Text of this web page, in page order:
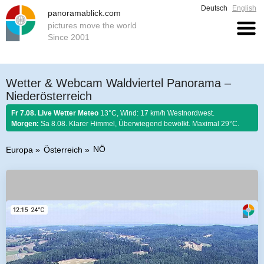
panoramablick.com
pictures move the world
Since 2001
Deutsch English
Wetter & Webcam Waldviertel Panorama –
Niederösterreich
Fr 7.08. Live Wetter Meteo 13°C, Wind: 17 km/h Westnordwest.
Morgen: Sa 8.08. Klarer Himmel, Überwiegend bewölkt. Maximal 29°C.
Europa Österreich NÖ